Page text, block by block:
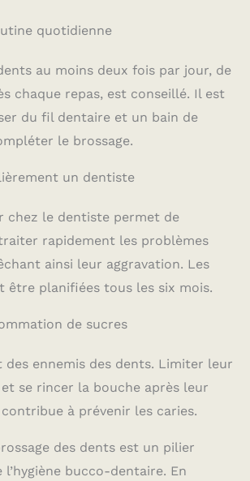
quotidienne
au moins deux fois par jour, de
chaque repas, est conseillé. Il est
du fil dentaire et un bain de
le brossage.
un dentiste
chez le dentiste permet de
rapidement les problèmes
ainsi leur aggravation. Les
être planifiées tous les six mois.
de sucres
des ennemis des dents. Limiter leur
se rincer la bouche après leur
à prévenir les caries.
des dents est un pilier
bucco-dentaire. En